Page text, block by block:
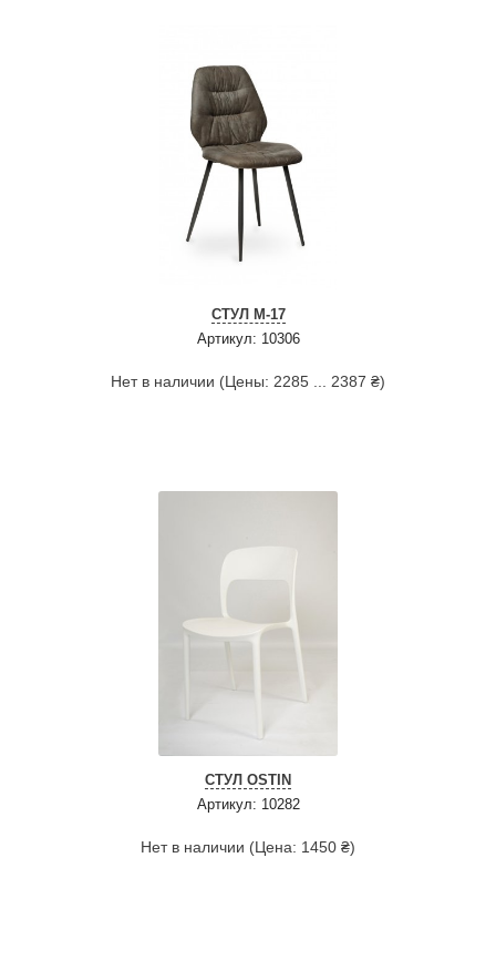
СТУЛ M-17
Артикул: 10306
Нет в наличии (Цены: 2285 ... 2387 ₴)
СТУЛ OSTIN
Артикул: 10282
Нет в наличии (Цена: 1450 ₴)